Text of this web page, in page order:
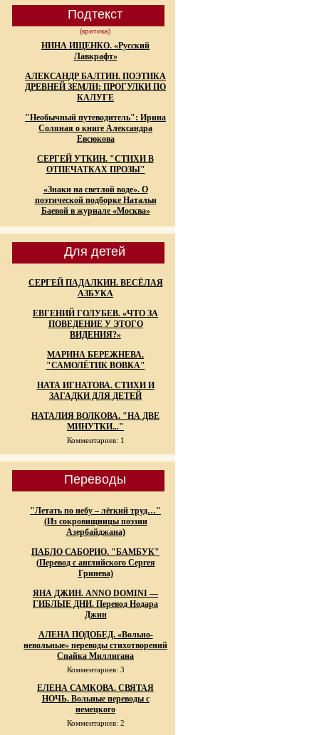
Подтекст
(критика)
НИНА ИЩЕНКО. «Русский
Лавкрафт»
АЛЕКСАНДР БАЛТИН. ПОЭТИКА
ДРЕВНЕЙ ЗЕМЛИ: ПРОГУЛКИ ПО
КАЛУГЕ
"Необычный путеводитель": Ирина
Соляная о книге Александра
Евсюкова
СЕРГЕЙ УТКИН. "СТИХИ В
ОТПЕЧАТКАХ ПРОЗЫ"
«Знаки на светлой воде». О
поэтической подборке Натальи
Баевой в журнале «Москва»
Для детей
СЕРГЕЙ ПАДАЛКИН. ВЕСЁЛАЯ
АЗБУКА
ЕВГЕНИЙ ГОЛУБЕВ. «ЧТО ЗА
ПОВЕДЕНИЕ У ЭТОГО
ВИДЕНИЯ?»
МАРИНА БЕРЕЖНЕВА.
"САМОЛЁТИК ВОВКА"
НАТА ИГНАТОВА. СТИХИ И
ЗАГАДКИ ДЛЯ ДЕТЕЙ
НАТАЛИЯ ВОЛКОВА. "НА ДВЕ
МИНУТКИ..."
Комментариев: 1
Переводы
"Летать по небу – лёгкий труд…"
(Из сокровищницы поэзии
Азербайджана)
ПАБЛО САБОРИО. "БАМБУК"
(Перевод с английского Сергея
Гринева)
ЯНА ДЖИН. ANNO DOMINI —
ГИБЛЫЕ ДНИ. Перевод Нодара
Джин
АЛЕНА ПОДОБЕД. «Вольно-
невольные» переводы стихотворений
Спайка Миллигана
Комментариев: 3
ЕЛЕНА САМКОВА. СВЯТАЯ
НОЧЬ. Вольные переводы с
немецкого
Комментариев: 2